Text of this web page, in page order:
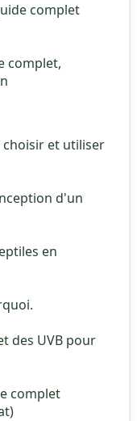
complet
complet,
choisir et utiliser
d'un
en
des UVB pour
complet